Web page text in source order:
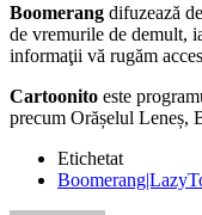
Boomerang difuzează
de vremurile de demult,
informaţii vă rugăm
Cartoonito este
precum Orășelul Leneș,
Etichetat